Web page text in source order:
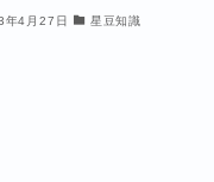
年4月27日 星豆知識